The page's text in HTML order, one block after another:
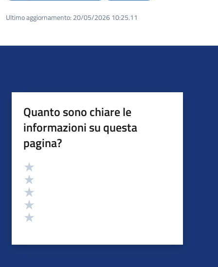
Ultimo aggiornamento: 20/05/2026 10:25.11
Quanto sono chiare le
informazioni su questa
pagina?
Valutazione